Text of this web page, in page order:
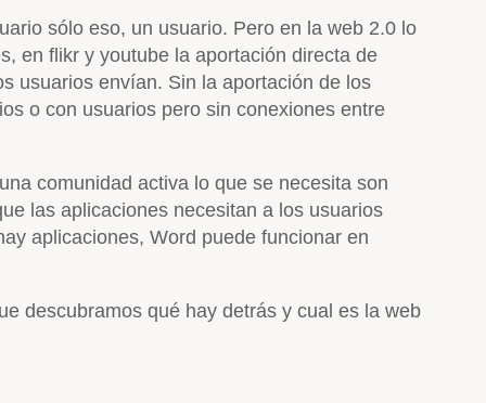
sólo eso, un usuario. Pero en la web 2.0 lo
en flikr y youtube la aportación directa de
usuarios envían. Sin la aportación de los
o con usuarios pero sin conexiones entre
comunidad activa lo que se necesita son
las aplicaciones necesitan a los usuarios
aplicaciones, Word puede funcionar en
descubramos qué hay detrás y cual es la web